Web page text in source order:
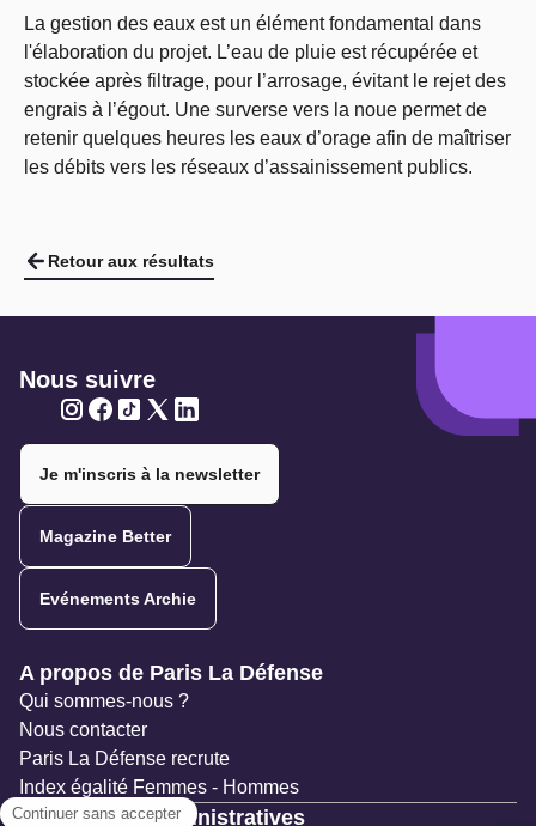
La gestion des eaux est un élément fondamental dans
l'élaboration du projet. L’eau de pluie est récupérée et
stockée après filtrage, pour l’arrosage, évitant le rejet des
engrais à l’égout. Une surverse vers la noue permet de
retenir quelques heures les eaux d’orage afin de maîtriser
les débits vers les réseaux d’assainissement publics.
Retour aux résultats
Nous suivre
Je m'inscris à la newsletter
Magazine Better
Evénements Archie
Navigation secondaire
A propos de Paris La Défense
Qui sommes-nous ?
Nous contacter
Paris La Défense recrute
Index égalité Femmes - Hommes
Ressources administratives